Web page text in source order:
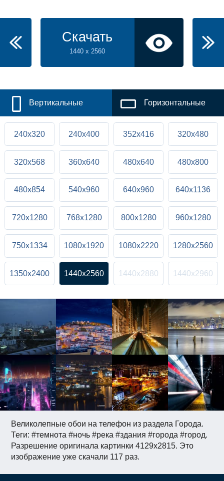
Великолепные обои на телефон из раздела Города.
Теги: #темнота #ночь #река #здания #города #город.
Разрешение оригинала картинки 4129x2815. Это
изображение уже скачали 117 раз.
Скачать
1440 x 2560
Вертикальные Горизонтальные
240x320 240x400 352x416 320x480
320x568 360x640 480x640 480x800
480x854 540x960 640x960 640x1136
720x1280 768x1280 800x1280 960x1280
750x1334 1080x1920 1080x2220 1280x2560
1350x2400 1440x2560 1440x2880 1440x2960